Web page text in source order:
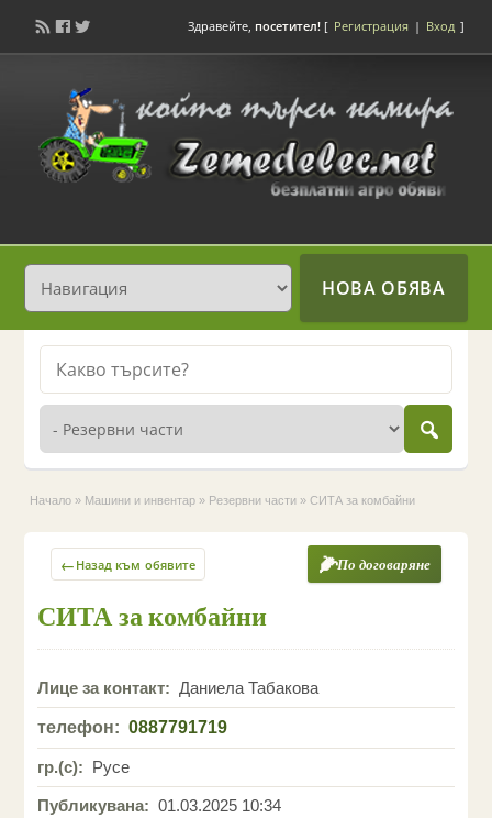
Здравейте, посетител! [ Регистрация | Вход ]
НОВА ОБЯВА
Начало » Машини и инвентар » Резервни части » СИТА за комбайни
← Назад към обявите По договаряне
СИТА за комбайни
Лице за контакт: Даниела Табакова
телефон: 0887791719
гр.(с): Русе
Публикувана: 01.03.2025 10:34